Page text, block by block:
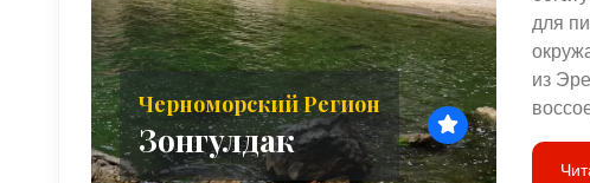
Черноморский Регион
Зонгулдак
для
из